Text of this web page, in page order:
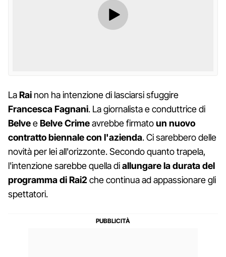
LaRai non ha intenzione di lasciarsi sfuggire
Francesca Fagnani. La giornalista e conduttrice di
BelveeBelve Crimeavrebbe firmatoun nuovo
contratto biennale con l'azienda. Ci sarebbero delle
novità per lei all'orizzonte. Secondo quanto trapela,
l'intenzione sarebbe quella diallungare la durata del
programma di Rai2che continua ad appassionare gli
spettatori.